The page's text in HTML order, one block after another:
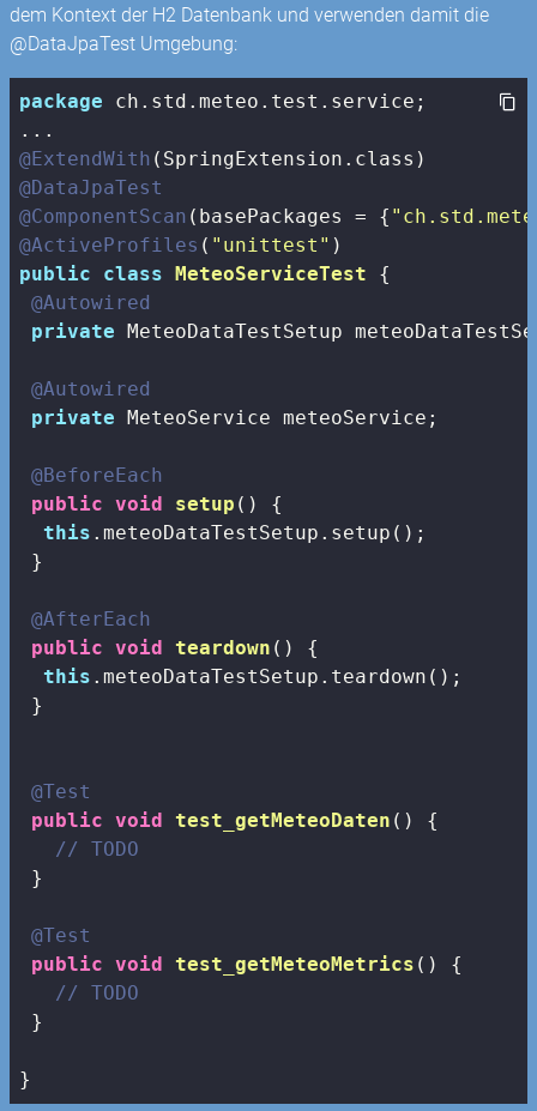
dem Kontext der H2 Datenbank und verwenden damit die
@DataJpaTest Umgebung:
package ch.std.meteo.test.service;
@ExtendWith
@DataJpaTest
@ComponentScan (basePackages = {
@ActiveProfiles ( "unittest"
public
class MeteoServiceTest
{
@Autowired
private MeteoDataTestSetup
@Autowired
private MeteoService meteoService;
@BeforeEach
public void setup ()
{
this .meteoDataTestSetup.setup();
}
@AfterEach
public void teardown ()
{
this .meteoDataTestSetup.teardown();
}
@Test
public void test_getMeteoDaten ()
{
// TODO
}
@Test
public void test_getMeteoMetrics ()
{
// TODO
}
}